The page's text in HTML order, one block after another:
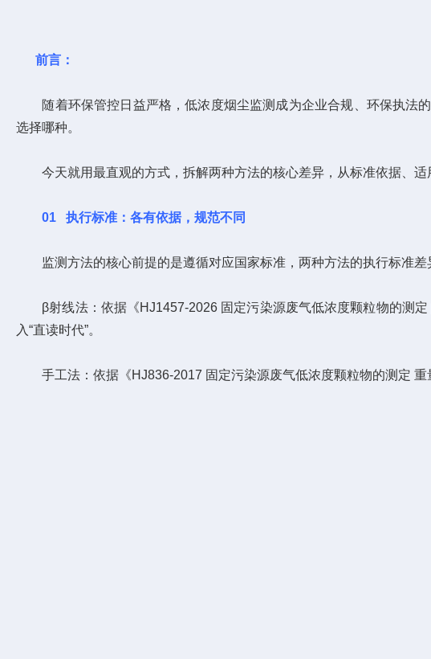
前言：
随着环保管控日益严格，低浓度烟尘监测成为企业合规、环保执法的
选择哪种。
今天就用最直观的方式，拆解两种方法的核心差异，从标准依据、适
01 执行标准：各有依据，规范不同
监测方法的核心前提的是遵循对应国家标准，两种方法的执行标准差
β射线法：依据《HJ1457-2026 固定污染源废气低浓度颗粒物的测定
入“直读时代”。
手工法：依据《HJ836-2017 固定污染源废气低浓度颗粒物的测定 重